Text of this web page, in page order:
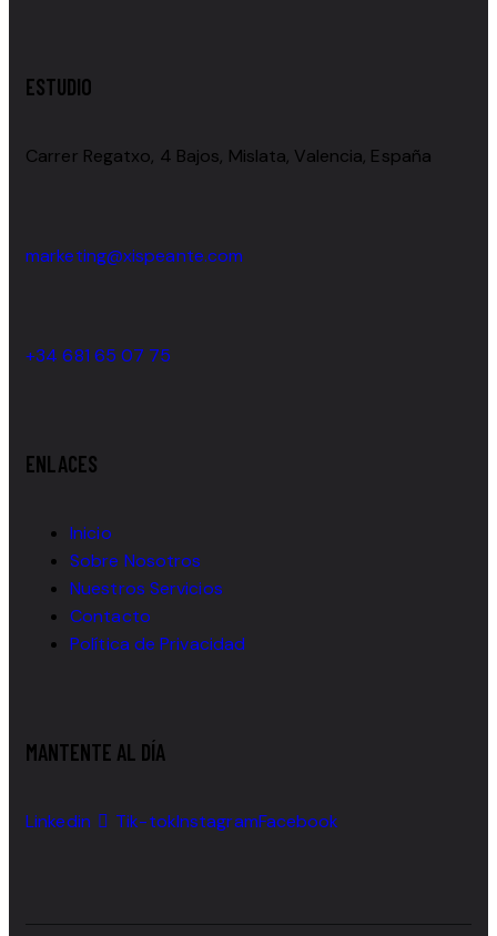
ESTUDIO
Carrer Regatxo, 4 Bajos, Mislata, Valencia, España
marketing@xispeante.com
+34 681 65 07 75
ENLACES
Inicio
Sobre Nosotros
Nuestros Servicios
Contacto
Política de Privacidad
MANTENTE AL DÍA
Linkedin Tik-tokInstagramFacebook